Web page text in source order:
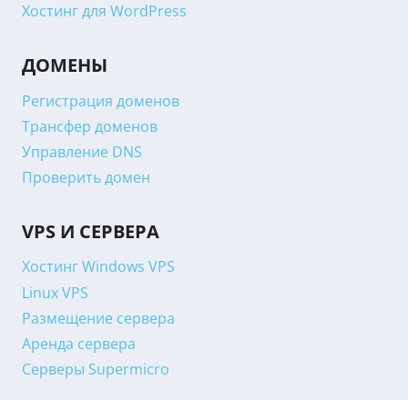
Хостинг для WordPress
ДОМЕНЫ
Регистрация доменов
Трансфер доменов
Управление DNS
Проверить домен
VPS И СЕРВЕРА
Хостинг Windows VPS
Linux VPS
Размещение сервера
Аренда сервера
Серверы Supermicro